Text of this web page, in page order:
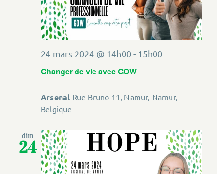
Changer de vie avec GOW
24 mars 2024 @ 14h00- 15h00
Arsenal Rue Bruno 11, Namur, Namur,
Belgique
dim
24